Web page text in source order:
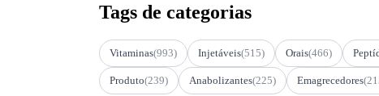
Tags de categorias
Vitaminas(993) Injetáveis(515) Orais(466)
Produto(239) Anabolizantes(225) Emagrecedores